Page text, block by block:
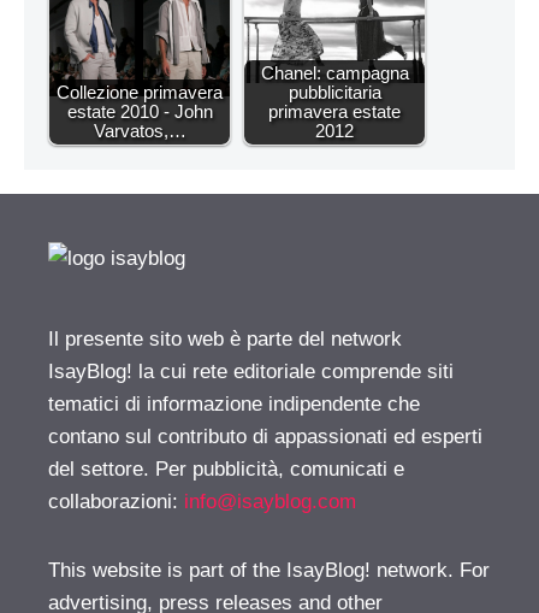
Collezione primavera
estate 2010 - John
Varvatos,…
Chanel: campagna
pubblicitaria
primavera estate
2012
Il presente sito web è parte del network
IsayBlog! la cui rete editoriale comprende siti
tematici di informazione indipendente che
contano sul contributo di appassionati ed esperti
del settore. Per pubblicità, comunicati e
collaborazioni: info@isayblog.com
This website is part of the IsayBlog! network. For
advertising, press releases and other